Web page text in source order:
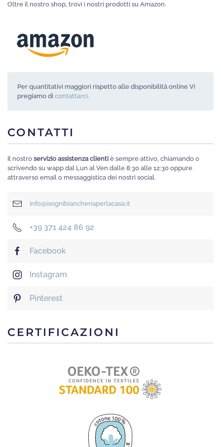
Oltre il nostro shop, trovi i nostri prodotti su Amazon.
Per quantitativi maggiori rispetto alle disponibilità online Vi
pregiamo di contattarci.
CONTATTI
Il nostro servizio assistenza clienti è sempre attivo, chiamando o
scrivendo su wapp dal Lun al Ven dalle 8:30 alle 12:30 oppure
attraverso email o messaggistica dei nostri social.
info@isognibiancheriaperlacasa.it
+39 371 424 86 92
Facebook
Instagram
Pinterest
CERTIFICAZIONI